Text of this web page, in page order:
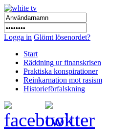
Logga in Glömt lösenordet?
Start
Räddning ur finanskrisen
Praktiska konspirationer
Reinkarnation mot rasism
Historieförfalskning